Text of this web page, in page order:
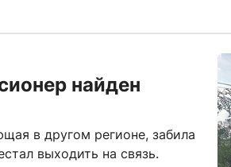
найден
в другом регионе, забила
выходить на связь.